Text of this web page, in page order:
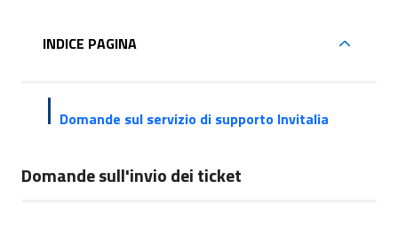
INDICE PAGINA
Domande sul servizio di supporto Invitalia
Domande sull'invio dei ticket